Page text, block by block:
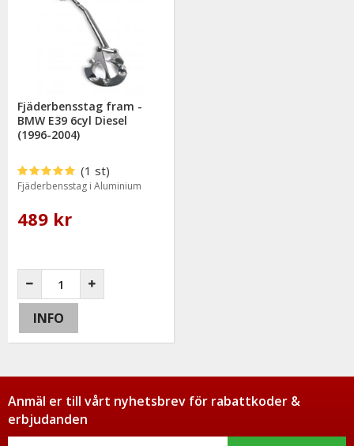
Fjäderbensstag fram -
BMW E39 6cyl Diesel
(1996-2004)
(1 st)
Fjäderbensstag i Aluminium
489 kr
INFO
Anmäl er till vårt nyhetsbrev för rabattkoder &
erbjudanden